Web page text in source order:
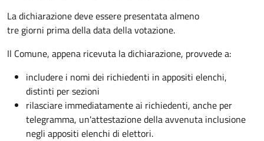
La dichiarazione deve essere presentata almeno
tre giorni prima della data della votazione.
Il Comune, appena ricevuta la dichiarazione, provvede a:
includere i nomi dei richiedenti in appositi elenchi,
distinti per sezioni
rilasciare immediatamente ai richiedenti, anche per
telegramma, un'attestazione della avvenuta inclusione
negli appositi elenchi di elettori.